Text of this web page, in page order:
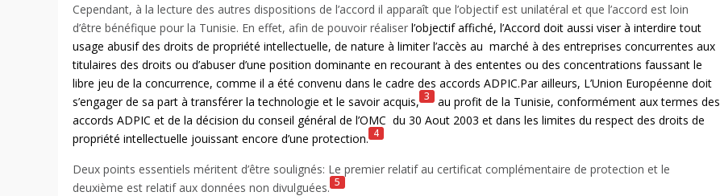
Cependant, à la lecture des autres dispositions de l’accord il apparaît que l’objectif est unilatéral et que l’accord est loin
d’être bénéfique pour la Tunisie. En effet, afin de pouvoir réaliser l’objectif affiché, l’Accord doit aussi viser à interdire tout
usage abusif des droits de propriété intellectuelle, de nature à limiter l’accès au marché à des entreprises concurrentes aux
titulaires des droits ou d’abuser d’une position dominante en recourant à des ententes ou des concentrations faussant le
libre jeu de la concurrence, comme il a été convenu dans le cadre des accords ADPIC.Par ailleurs, L’Union Européenne doit
s’engager de sa part à transférer la technologie et le savoir acquis, 3
au profit de la Tunisie, conformément aux termes des
accords ADPIC et de la décision du conseil général de l’OMC du 30 Aout 2003 et dans les limites du respect des droits de
propriété intellectuelle jouissant encore d’une protection. 4
Deux points essentiels méritent d’être soulignés: Le premier relatif au certificat complémentaire de protection et le
deuxième est relatif aux données non divulguées. 5